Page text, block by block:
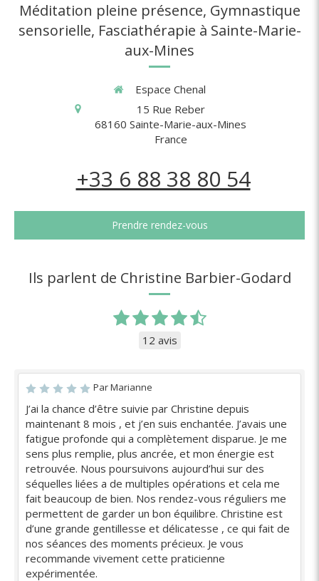
Méditation pleine présence, Gymnastique
sensorielle, Fasciathérapie à Sainte-Marie-
aux-Mines
Espace Chenal
15 Rue Reber
68160 Sainte-Marie-aux-Mines
France
+33 6 88 38 80 54
Prendre rendez-vous
Ils parlent de Christine Barbier-Godard
12 avis
Par Marianne
J’ai la chance d’être suivie par Christine depuis
maintenant 8 mois , et j’en suis enchantée. J’avais une
fatigue profonde qui a complètement disparue. Je me
sens plus remplie, plus ancrée, et mon énergie est
retrouvée. Nous poursuivons aujourd’hui sur des
séquelles liées a de multiples opérations et cela me
fait beaucoup de bien. Nos rendez-vous réguliers me
permettent de garder un bon équilibre. Christine est
d’une grande gentillesse et délicatesse , ce qui fait de
nos séances des moments précieux. Je vous
recommande vivement cette praticienne
expérimentée.